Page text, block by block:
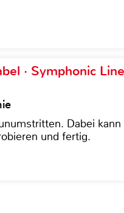
· Symphonic
Dabei
und fertig.